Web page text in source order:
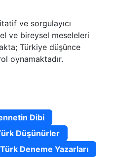
ve sorgulayıcı
ve bireysel meseleleri
Türkiye düşünce
oynamaktadır.
Dibi
Düşünürler
Türk Deneme Yazarları